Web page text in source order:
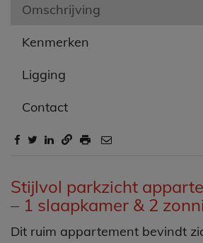
Omschrijving
Kenmerken
Ligging
Contact
Omschrijving
Stijlvol parkzicht
– 1 slaapkamer & 2
Dit ruim appartement bevindt